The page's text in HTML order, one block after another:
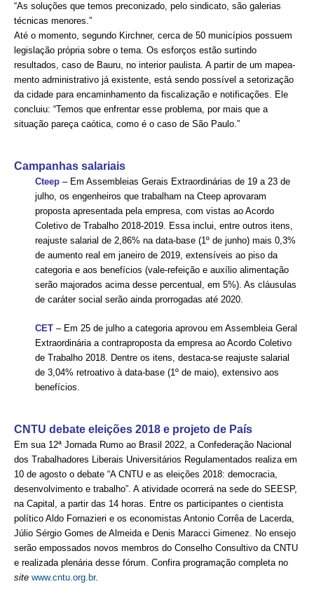
RES 1.002/2002 – CÓDIGO DE ÉTICA
HOMOLOGAÇÕES
PISO SALARIAL
FIQUE POR DENTRO
OPORTUNIDADES
EMPREGO E ESTÁGIO
CARREIRA
AUTÔNOMOS E SERVIÇOS
NEWSLETTER
GUIA DAS ENGENHARIAS
CONTATO
CURSOS
PLATAFORMAS GRATUITAS
APOSENTADORIA
CONVÊNIOS
PLANO DE SAÚDE
SEESPPREV
“As soluções que temos preconizado, pelo sindicato, são galerias
técnicas menores.”
Até o momento, segundo Kirchner, cerca de 50 municípios possuem
legislação própria sobre o tema. Os esforços estão surtindo
resultados, caso de Bauru, no interior paulista. A partir de um mapea­
mento administrativo já existente, está sendo possível a setorização
da cidade para encaminhamento da fiscalização e notificações. Ele
concluiu: “Temos que enfrentar esse problema, por mais que a
situação pareça caótica, como é o caso de São Paulo.”
Campanhas salariais
Cteep – Em Assembleias Gerais Extraordinárias de 19 a 23 de
julho, os engenheiros que trabalham na Cteep aprovaram
proposta apresentada pela empresa, com vistas ao Acordo
Coletivo de Trabalho 2018-2019. Essa inclui, entre outros itens,
reajuste salarial de 2,86% na data-base (1º de junho) mais 0,3%
de aumento real em janeiro de 2019, extensíveis ao piso da
categoria e aos benefícios (vale-refeição e auxílio alimentação
serão majorados acima desse percentual, em 5%). As cláusulas
de caráter social serão ainda prorrogadas até 2020.
CET – Em 25 de julho a categoria aprovou em Assembleia Geral
Extraordinária a contraproposta da empresa ao Acordo Coletivo
de Trabalho 2018. Dentre os itens, destaca-se reajuste salarial
de 3,04% retroativo à data-base (1º de maio), extensivo aos
benefícios.
CNTU debate eleições 2018 e projeto de País
Em sua 12ª Jornada Rumo ao Brasil 2022, a Confederação Nacional
dos Trabalhadores Liberais Universitários Regulamentados realiza em
10 de agosto o debate “A CNTU e as eleições 2018: democracia,
desenvolvimento e trabalho”. A atividade ocorrerá na sede do SEESP,
na Capital, a partir das 14 horas. Entre os participantes o cientista
político Aldo Fornazieri e os economistas Antonio Corrêa de Lacerda,
Júlio Sérgio Gomes de Almeida e Denis Maracci Gimenez. No ensejo
serão empossados novos membros do Conselho Consultivo da CNTU
e realizada plenária desse fórum. Confira programação completa no
site www.cntu.org.br.